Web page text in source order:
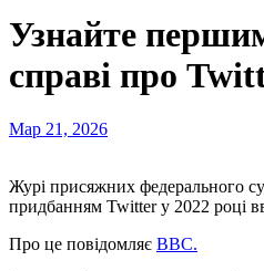
Узнайте
справі про
Мар 21, 2026
Журі присяжних федерального суду Сан-Франциско (США) визнало, що американський бізнесмен Ілон Маск перед
придбанням Twitter у 2022 році
Про це повідомляє ВВС.